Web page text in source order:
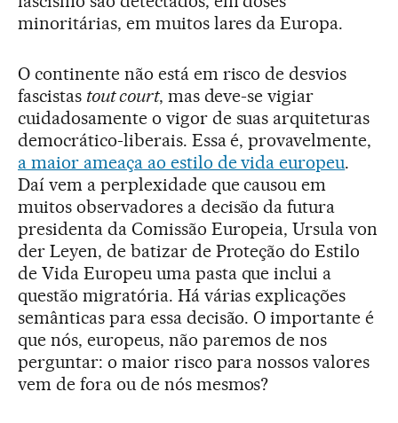
minoritárias, em muitos lares da Europa.
O continente não está em risco de desvios
fascistas tout court, mas deve-se vigiar
cuidadosamente o vigor de suas arquiteturas
democrático-liberais. Essa é, provavelmente,
a maior ameaça ao estilo de vida europeu.
Daí vem a perplexidade que causou em
muitos observadores a decisão da futura
presidenta da Comissão Europeia, Ursula von
der Leyen, de batizar de Proteção do Estilo
de Vida Europeu uma pasta que inclui a
questão migratória. Há várias explicações
semânticas para essa decisão. O importante é
que nós, europeus, não paremos de nos
perguntar: o maior risco para nossos valores
vem de fora ou de nós mesmos?